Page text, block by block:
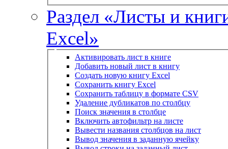
Раздел «Листы и
Excel»
Активировать лист в книге
Добавить новый лист в книгу
Создать новую книгу Excel
Сохранить книгу Excel
Сохранить таблицу в формате CSV
Удаление дубликатов по столбцу
Поиск значения в столбце
Включить автофильтр на листе
Вывести названия столбцов на лист
Вывод значения в заданную ячейку